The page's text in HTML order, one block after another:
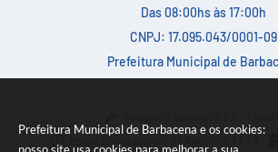
Prefeitura Municipal de Barbacena e os cookies:
Das 08:00hs às 17:00h
CNPJ: 17.095.043/0001-09
Prefeitura Municipal de